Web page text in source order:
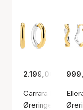
2.199,00 kr.
Carrara Pianura
Øreringe, Sølv